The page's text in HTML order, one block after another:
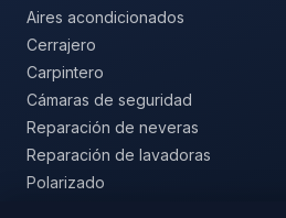
Aires acondicionados
Cerrajero
Carpintero
Cámaras de seguridad
Reparación de neveras
Reparación de lavadoras
Polarizado